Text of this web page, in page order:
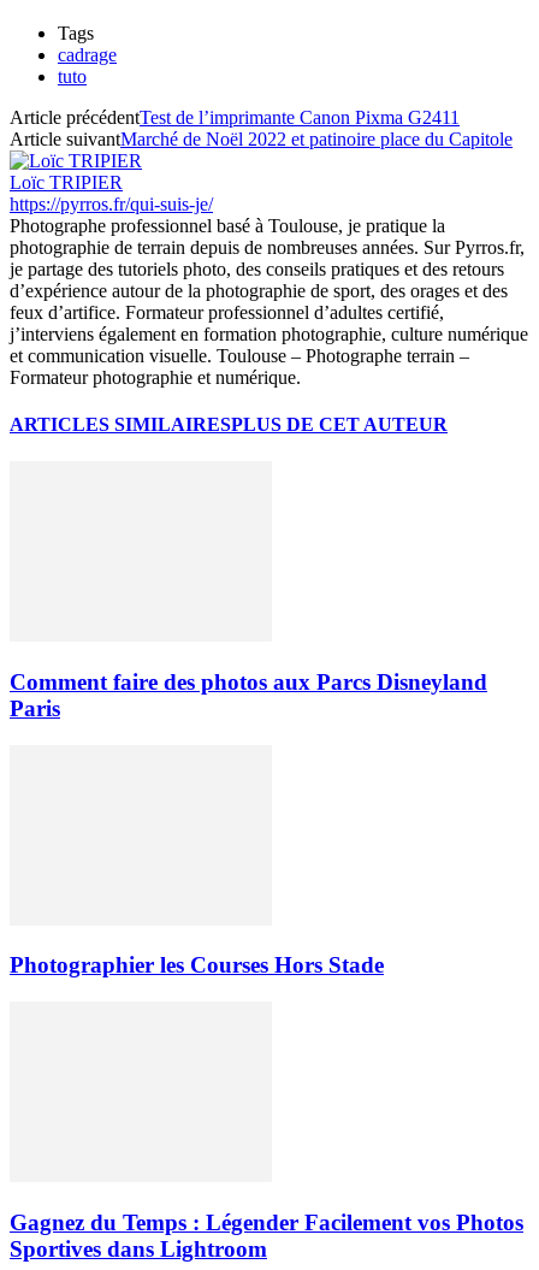
Tags
cadrage
tuto
Article précédentTest de l’imprimante Canon Pixma G2411
Article suivantMarché de Noël 2022 et patinoire place du Capitole
Loïc TRIPIER
https://pyrros.fr/qui-suis-je/
Photographe professionnel basé à Toulouse, je pratique la
photographie de terrain depuis de nombreuses années. Sur Pyrros.fr,
je partage des tutoriels photo, des conseils pratiques et des retours
d’expérience autour de la photographie de sport, des orages et des
feux d’artifice. Formateur professionnel d’adultes certifié,
j’interviens également en formation photographie, culture numérique
et communication visuelle. Toulouse – Photographe terrain –
Formateur photographie et numérique.
ARTICLES SIMILAIRESPLUS DE CET AUTEUR
Comment faire des photos aux Parcs Disneyland
Paris
Photographier les Courses Hors Stade
Gagnez du Temps : Légender Facilement vos Photos
Sportives dans Lightroom